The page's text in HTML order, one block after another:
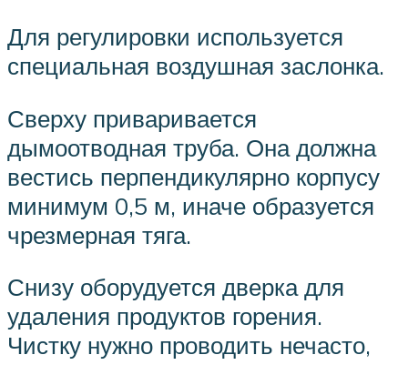
Для регулировки используется
специальная воздушная заслонка.
Сверху приваривается
дымоотводная труба. Она должна
вестись перпендикулярно корпусу
минимум 0,5 м, иначе образуется
чрезмерная тяга.
Снизу оборудуется дверка для
удаления продуктов горения.
Чистку нужно проводить нечасто,